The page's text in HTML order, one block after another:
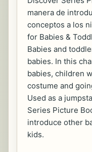
manera de
conceptos a los
for Babies &
Babies and
babies. In this
babies, children
costume and
Used as a
Series Picture
introduce other
kids.